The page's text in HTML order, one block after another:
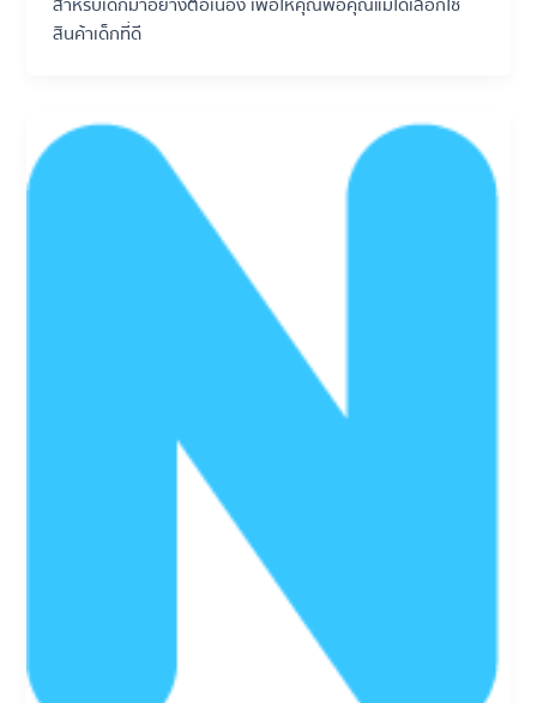
สำหรับเด็กมาอย่างต่อเนื่อง เพื่อให้คุณพ่อคุณแม่ได้เลือกใช้
สินค้าเด็กที่ดี